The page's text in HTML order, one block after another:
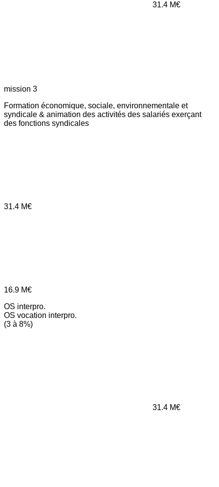
31.4 M€
mission 3
Formation économique, sociale, environnementale et
syndicale & animation des activités des salariés exerçant
des fonctions syndicales
31.4 M€
16.9 M€
OS interpro.
OS vocation interpro.
(3 à 8%)
31.4 M€